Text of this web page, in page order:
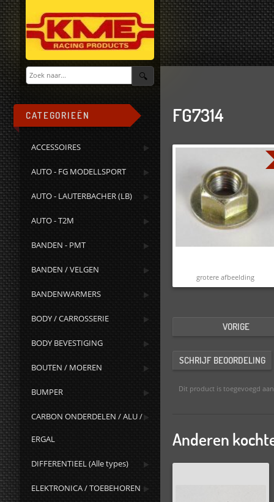
CATEGORIEËN
ACCESSOIRES
AUTO - FG MODELLSPORT
AUTO - LAUTERBACHER (LB)
AUTO - T2M
BANDEN - PMT
BANDEN / VELGEN
BANDENWARMERS
BODY / CARROSSERIE
BODY BEVESTIGING
BOUTEN / MOEREN
BUMPER
CARBON ONDERDELEN / ALU /
ERGAL
DIFFERENTIEEL (Alle types)
ELEKTRONICA / TOEBEHOREN
FG7314
grotere afbeelding
VORIGE
SCHRIJF BEOORDELING
Dit product is toegevoegd
Anderen